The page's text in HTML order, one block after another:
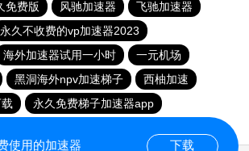
免费版
风驰加速器
飞驰加速器
永久不收费的vp加速器2023
海外加速器试用一小时
一元机场
黑洞海外npv加速梯子
西柚加速
永久免费梯子加速器app
使用的加速器 下载